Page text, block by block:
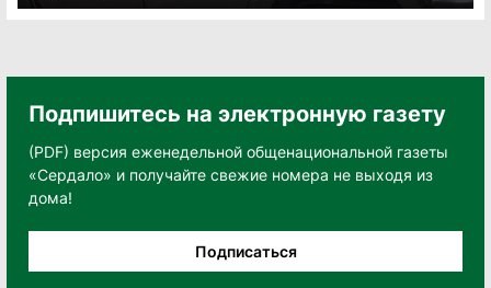
Подпишитесь на электронную газету
(PDF) версия еженедельной общенациональной газеты
«Сердало» и получайте свежие номера не выходя из
дома!
Подписаться